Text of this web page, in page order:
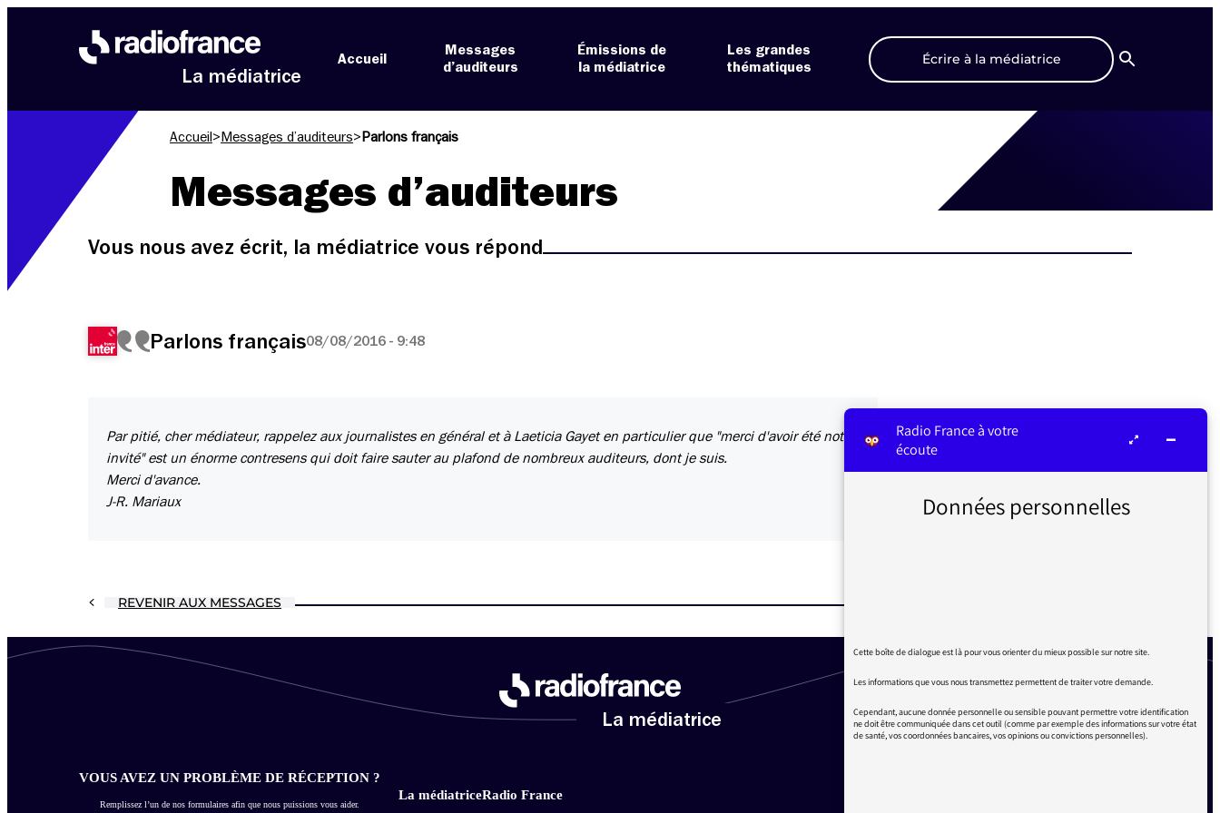
La médiatrice
Accueil
Messages
d’auditeurs
Émissions de
la médiatrice
Les grandes
thématiques
Écrire à la médiatrice
Recherche
Accueil > Messages d’auditeurs> Parlons français
Messages d’auditeurs
Vous nous avez écrit, la médiatrice vous répond
Parlons français08/08/2016 - 9:48
Par pitié, cher médiateur, rappelez aux journalistes en général et à Laeticia Gayet en particulier que "merci d'avoir été notre
invité" est un énorme contresens qui doit faire sauter au plafond de nombreux auditeurs, dont je suis.
Merci d'avance.
J-R. Mariaux
REVENIR AUX MESSAGES
La médiatrice
VOUS AVEZ UN PROBLÈME DE RÉCEPTION ?
Remplissez l’un de nos formulaires afin que nous puissions vous aider.
La médiatriceRadio France
Radio France à votre
écoute
Données personnelles
Cette boîte de dialogue est là pour vous orienter du mieux possible sur notre site.
Les informations que vous nous transmettez permettent de traiter votre demande.
Cependant, aucune donnée personnelle ou sensible pouvant permettre votre identification
ne doit être communiquée dans cet outil (comme par exemple des informations sur votre état
de santé, vos coordonnées bancaires, vos opinions ou convictions personnelles).